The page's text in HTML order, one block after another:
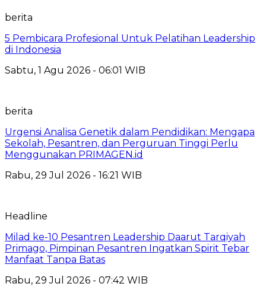
berita
5 Pembicara Profesional Untuk Pelatihan Leadership
di Indonesia
Sabtu, 1 Agu 2026 - 06:01 WIB
berita
Urgensi Analisa Genetik dalam Pendidikan: Mengapa
Sekolah, Pesantren, dan Perguruan Tinggi Perlu
Menggunakan PRIMAGEN.id
Rabu, 29 Jul 2026 - 16:21 WIB
Headline
Milad ke-10 Pesantren Leadership Daarut Tarqiyah
Primago, Pimpinan Pesantren Ingatkan Spirit Tebar
Manfaat Tanpa Batas
Rabu, 29 Jul 2026 - 07:42 WIB